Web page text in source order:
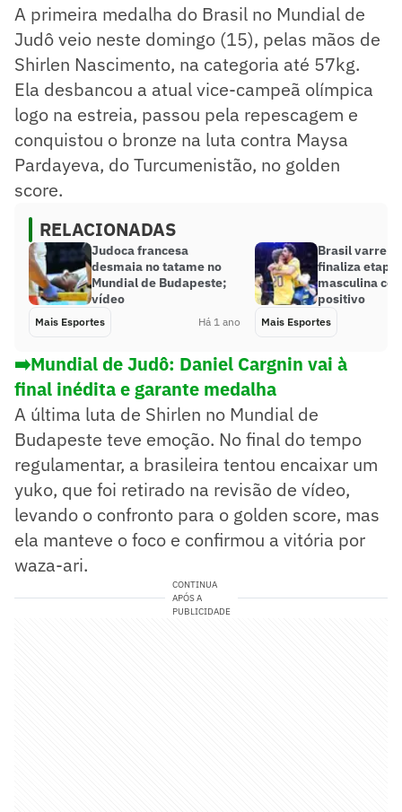
A primeira medalha do Brasil no Mundial de
Judô veio neste domingo (15), pelas mãos de
Shirlen Nascimento, na categoria até 57kg.
Ela desbancou a atual vice-campeã olímpica
logo na estreia, passou pela repescagem e
conquistou o bronze na luta contra Maysa
Pardayeva, do Turcumenistão, no golden
score.
RELACIONADAS
Judoca francesa
desmaia no tatame no
Mundial de Budapeste;
vídeo
Mais Esportes Há 1 ano
Brasil varre a
finaliza etapa
masculina
positivo
Mais Esportes
➡️Mundial de Judô: Daniel Cargnin vai à
final inédita e garante medalha
A última luta de Shirlen no Mundial de
Budapeste teve emoção. No final do tempo
regulamentar, a brasileira tentou encaixar um
yuko, que foi retirado na revisão de vídeo,
levando o confronto para o golden score, mas
ela manteve o foco e confirmou a vitória por
waza-ari.
CONTINUA
APÓS A
PUBLICIDADE